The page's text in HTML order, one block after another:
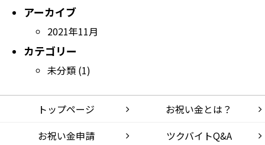
アーカイブ
2021年11月
カテゴリー
未分類 (1)
トップページ
お祝い金とは？
お祝い金申請
ツクバイトQ&A